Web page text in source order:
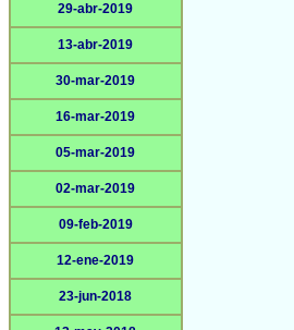
29-abr-2019
13-abr-2019
30-mar-2019
16-mar-2019
05-mar-2019
02-mar-2019
09-feb-2019
12-ene-2019
23-jun-2018